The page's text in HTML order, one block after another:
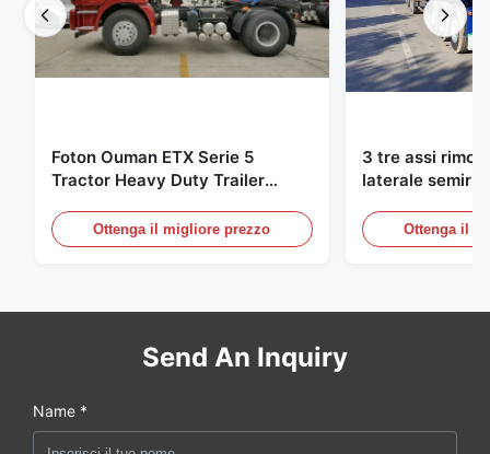
Foton Ouman ETX Serie 5
Tractor Heavy Duty Trailer
Ottenga il migliore prezzo
3 tre assi
laterale
13000mm
Ottenga il
Send An Inquiry
Name *